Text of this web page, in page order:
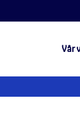
Vår